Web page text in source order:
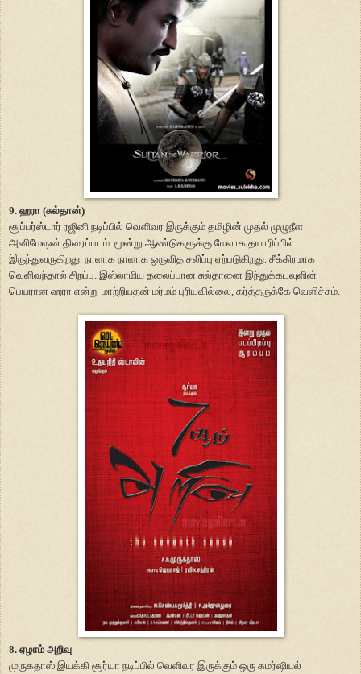
9. ஹரா (சுல்தான்)
சூப்பர்ஸ்டார் ரஜினி நடிப்பில் வெளிவர இருக்கும் தமிழின் முதல் முழுநீள
அனிமேஷன் திரைப்படம். மூன்று ஆண்டுகளுக்கு மேலாக தயாரிப்பில்
இருந்துவருகிறது. நாளாக நாளாக ஒருவித சலிப்பு ஏற்படுகிறது. சீக்கிரமாக
வெளிவந்தால் சிறப்பு. இஸ்லாமிய தலைப்பான சுல்தானை இந்துக்கடவுளின்
பெயரான ஹரா என்று மாற்றியதன் மர்மம் புரியவில்லை, கர்த்தருக்கே வெளிச்சம்.
8. ஏழாம் அறிவு
முருகதாஸ் இயக்கி சூர்யா நடிப்பில் வெளிவர இருக்கும் ஒரு கமர்ஷியல்